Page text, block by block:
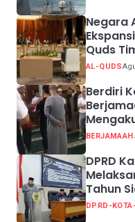
Negara
Quds
AL-QUDS
Berdiri
BERJAMAAH
DPRD
Tahun
DPRD-